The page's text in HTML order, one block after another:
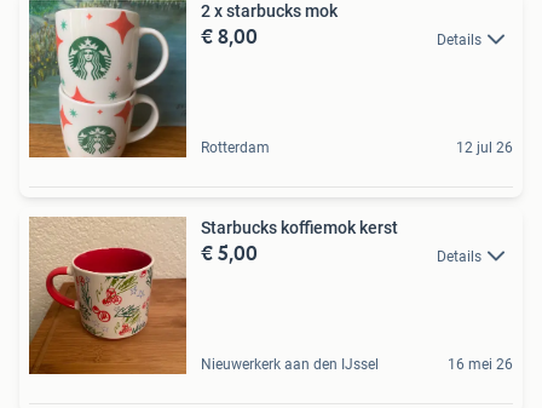
2 x starbucks mok
€ 8,00 Details
Rotterdam 12 jul 26
Starbucks koffiemok kerst
€ 5,00 Details
Nieuwerkerk aan den IJssel 16 mei 26